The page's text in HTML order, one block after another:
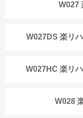
W027
W027DS 楽リ
W027HC 楽リ
W028